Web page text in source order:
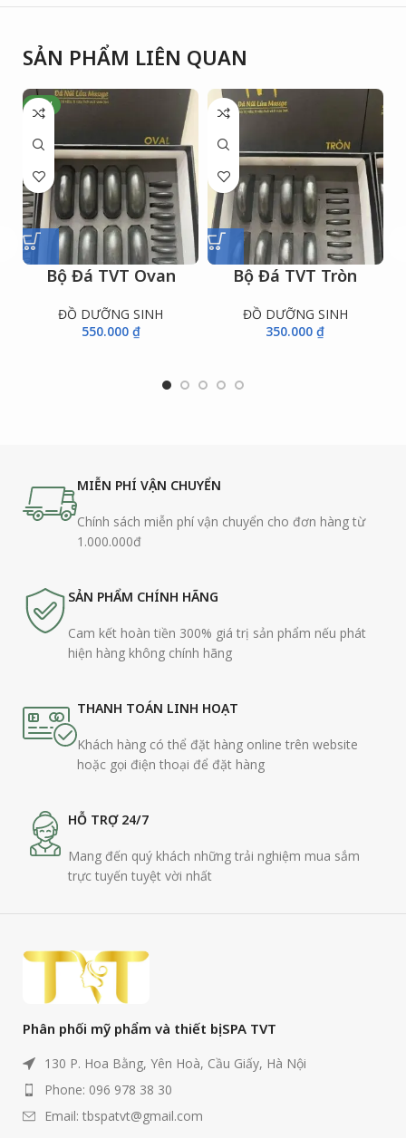
SẢN PHẨM LIÊN QUAN
NEW
Bộ Đá TVT Ovan
ĐỒ DƯỠNG SINH
550.000 ₫
Bộ Đá TVT Tròn
ĐỒ DƯỠNG SINH
350.000₫
MIỄN PHÍ VẬN CHUYỂN
Chính sách miễn phí vận chuyển cho đơn hàng từ
1.000.000đ
SẢN PHẨM CHÍNH HÃNG
Cam kết hoàn tiền 300% giá trị sản phẩm nếu phát
hiện hàng không chính hãng
THANH TOÁN LINH HOẠT
Khách hàng có thể đặt hàng online trên website
hoặc gọi điện thoại để đặt hàng
HỖ TRỢ 24/7
Mang đến quý khách những trải nghiệm mua sắm
trực tuyến tuyệt vời nhất
Phân phối mỹ phẩm và thiết bị SPA TVT
130 P. Hoa Bằng, Yên Hoà, Cầu Giấy, Hà Nội
Phone: 096 978 38 30
Email: tbspatvt@gmail.com